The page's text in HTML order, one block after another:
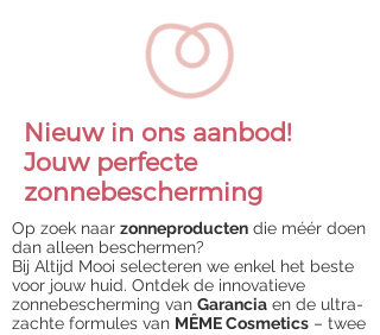
Nieuw in ons aanbod!
Jouw perfecte
zonnebescherming
Op zoek naar zonneproducten die méér doen
dan alleen beschermen?
Bij Altijd Mooi selecteren we enkel het beste
voor jouw huid. Ontdek de innovatieve
zonnebescherming van Garancia en de ultra-
zachte formules van MÊME Cosmetics – twee